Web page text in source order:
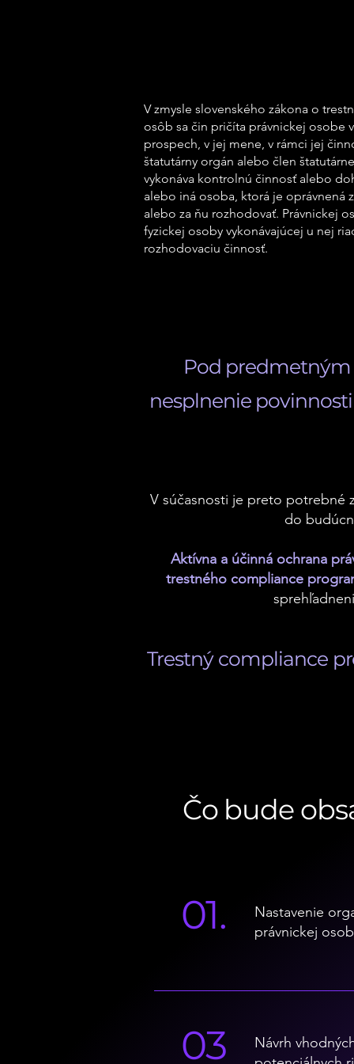
V zmysle slovenského zákona o
osôb sa čin pričíta právnickej osobe
prospech, v jej mene, v rámci jej
štatutárny orgán alebo člen
vykonáva kontrolnú činnosť alebo
alebo iná osoba, ktorá je oprávnená
alebo za ňu rozhodovať. Právnickej
fyzickej osoby vykonávajúcej u nej
rozhodovaciu činnosť.
Pod
nesplnenie
V súčasnosti je preto potrebné
do
Aktívna a účinná ochrana
trestného compliance
Trestný compliance
Čo bude
01.
Nastavenie
právnickej
03
Návrh